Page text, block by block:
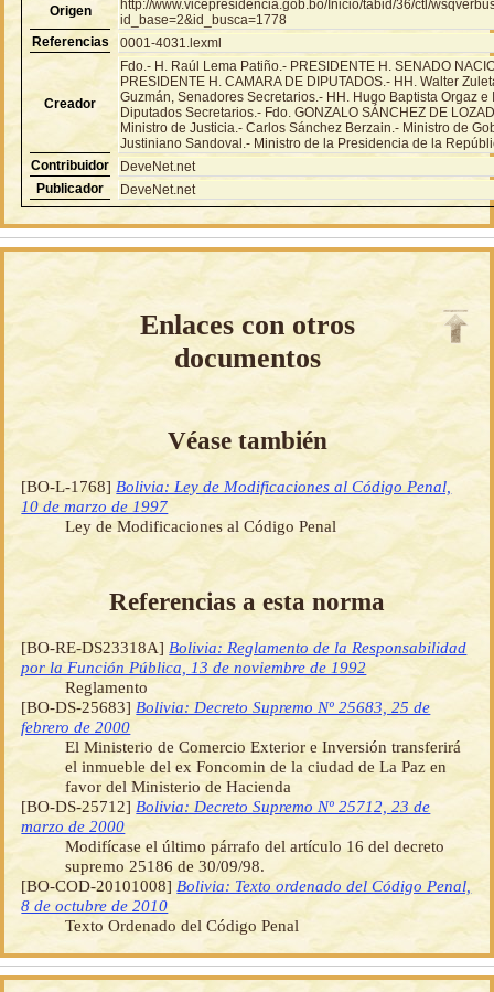
Origen
http://www.vicepresidencia.gob.bo/Inicio/tabid/36/ctl/
id_base=2&id_busca=1778
Referencias
0001-4031.lexml
Creador
Fdo.- H. Raúl Lema Patiño.- PRESIDENTE H. SENADO
PRESIDENTE H. CAMARA DE DIPUTADOS.- HH. Walter
Guzmán, Senadores Secretarios.- HH. Hugo Baptista Orgaz
Diputados Secretarios.- Fdo. GONZALO SÁNCHEZ DE
Ministro de Justicia.- Carlos Sánchez Berzain.- Ministro de
Justiniano Sandoval.- Ministro de la Presidencia de la
Contribuidor
DeveNet.net
Publicador
DeveNet.net
Enlaces con otros
documentos
Véase también
[BO-L-1768] Bolivia: Ley de Modificaciones al Código Penal,
10 de marzo de 1997
Ley de Modificaciones al Código Penal
Referencias a esta norma
[BO-RE-DS23318A] Bolivia: Reglamento de la Responsabilidad
por la Función Pública, 13 de noviembre de 1992
Reglamento
[BO-DS-25683] Bolivia: Decreto Supremo Nº 25683, 25 de
febrero de 2000
El Ministerio de Comercio Exterior e Inversión transferirá
el inmueble del ex Foncomin de la ciudad de La Paz en
favor del Ministerio de Hacienda
[BO-DS-25712] Bolivia: Decreto Supremo Nº 25712, 23 de
marzo de 2000
Modifícase el último párrafo del artículo 16 del decreto
supremo 25186 de 30/09/98.
[BO-COD-20101008] Bolivia: Texto ordenado del Código Penal,
8 de octubre de 2010
Texto Ordenado del Código Penal